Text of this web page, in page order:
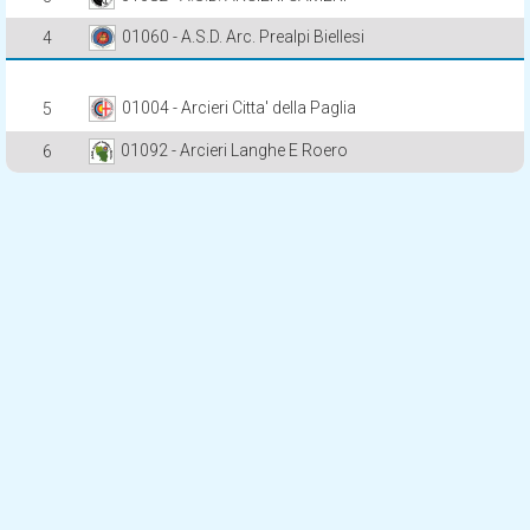
4 01060 - A.S.D. Arc. Prealpi Biellesi
5 01004 - Arcieri Citta' della Paglia
6 01092 - Arcieri Langhe E Roero